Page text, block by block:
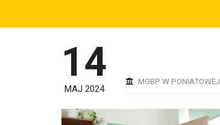
14
MAJ 2024
MGBP W PONIATOWEJ